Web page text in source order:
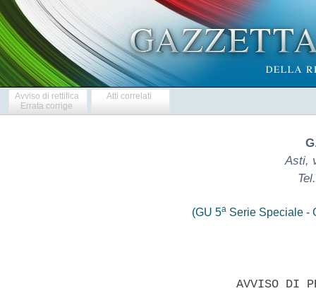
Avviso di rettifica
Errata corrige
Atti correlati
Asti,
(GU 5a Serie Speciale -
AVVISO DI